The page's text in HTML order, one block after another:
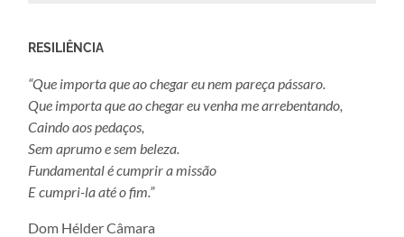
RESILIÊNCIA
“Que importa que ao chegar eu nem pareça pássaro.
Que importa que ao chegar eu venha me arrebentando,
Caindo aos pedaços,
Sem aprumo e sem beleza.
Fundamental é cumprir a missão
E cumpri-la até o fim.”
Dom Hélder Câmara